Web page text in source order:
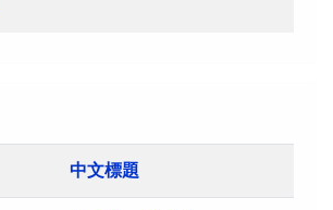
中文標題